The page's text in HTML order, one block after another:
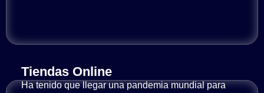
Tiendas Online
Ha tenido que llegar una pandemia mundial para